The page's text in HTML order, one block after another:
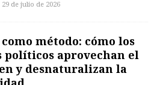
de julio de 2026
como método: cómo los
políticos aprovechan el
y desnaturalizan la